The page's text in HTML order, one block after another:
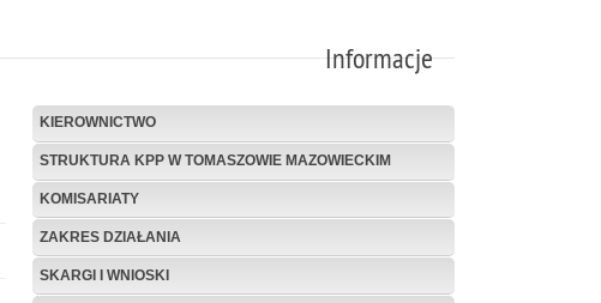
Informacje
KIEROWNICTWO
STRUKTURA KPP W TOMASZOWIE MAZOWIECKIM
KOMISARIATY
ZAKRES DZIAŁANIA
SKARGI I WNIOSKI